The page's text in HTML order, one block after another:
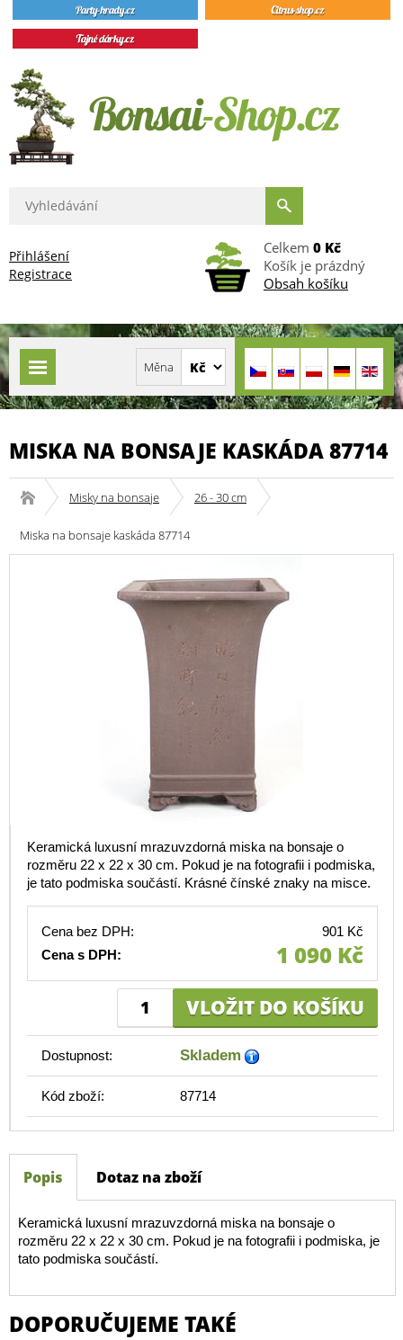
Přihlášení
Registrace
Celkem 0 Kč
Košík je prázdný
Obsah košíku
MISKA NA BONSAJE KASKÁDA 87714
Misky na bonsaje 26 - 30 cm
Miska na bonsaje kaskáda 87714
Keramická luxusní mrazuvzdorná miska na bonsaje o
rozměru 22 x 22 x 30 cm. Pokud je na fotografii i podmiska,
je tato podmiska součástí. Krásné čínské znaky na misce.
Cena bez DPH:
901 Kč
Cena s DPH:
1 090 Kč
Dostupnost: Skladem
Kód zboží: 87714
Popis Dotaz na zboží
Keramická luxusní mrazuvzdorná miska na bonsaje o
rozměru 22 x 22 x 30 cm. Pokud je na fotografii i podmiska, je
tato podmiska součástí.
DOPORUČUJEME TAKÉ